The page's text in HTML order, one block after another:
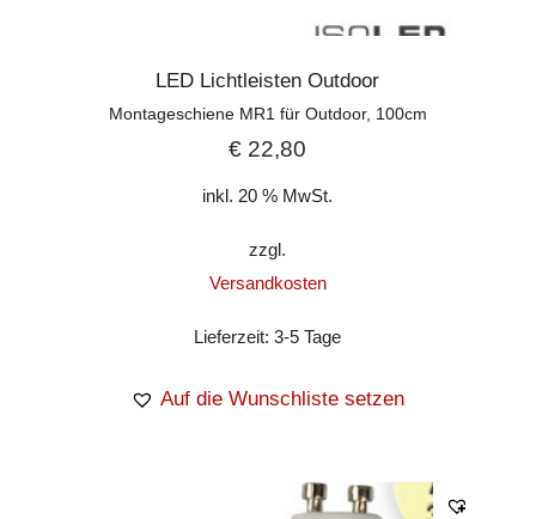
LED Lichtleisten Outdoor
Montageschiene MR1 für Outdoor, 100cm
€ 22,80
inkl. 20 % MwSt.
zzgl.
Versandkosten
Lieferzeit:3-5 Tage
Auf die Wunschliste setzen